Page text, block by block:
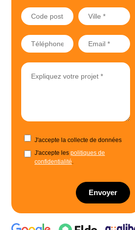
J'accepte la collecte de données
J'accepte les politiques de
confidentialité.
Envoyer